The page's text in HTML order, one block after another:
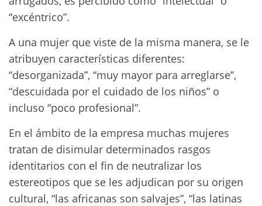
“excéntrico”.
A una mujer que viste de la misma manera, se le
atribuyen características diferentes:
“desorganizada”, “muy mayor para arreglarse”,
“descuidada por el cuidado de los niños” o
incluso “poco profesional”.
En el ámbito de la empresa muchas mujeres
tratan de disimular determinados rasgos
identitarios con el fin de neutralizar los
estereotipos que se les adjudican por su origen
cultural, “las africanas son salvajes”, “las latinas